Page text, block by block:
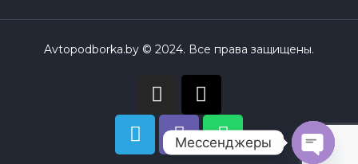
Avtopodborka.by © 2024. Все права защищены.
Мессенджеры